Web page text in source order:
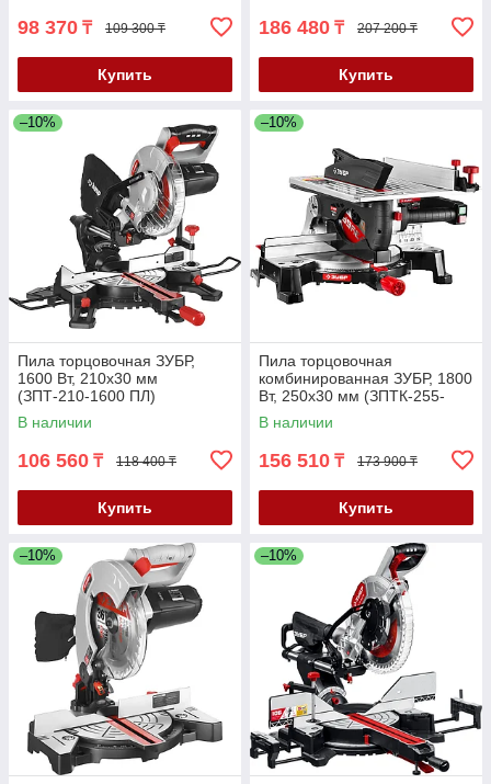
98 370 ₸ 109 300 ₸
Купить
186 480 ₸ 207 200 ₸
Купить
–10%
Пила торцовочная ЗУБР,
1600 Вт, 210х30 мм
(ЗПТ-210-1600 ПЛ)
В наличии
106 560 ₸ 118 400 ₸
Купить
–10%
Пила торцовочная
комбинированная ЗУБР, 1800
Вт, 250х30 мм (ЗПТК-255-
1800)
В наличии
156 510 ₸ 173 900 ₸
Купить
–10% –10%